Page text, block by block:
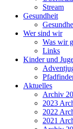
Stream
Gesundheit
Wer sind wir
Was wir
Links
Kinder und
Aktuelles
Archiv
2023
2022
2021